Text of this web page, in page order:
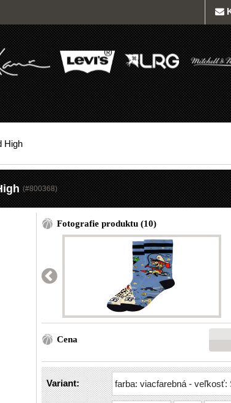
High
(#800368)
Fotografie produktu (10)
Cena
Variant: